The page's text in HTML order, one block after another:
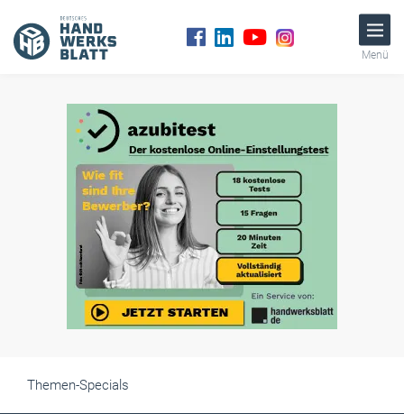
Menü
Themen-Specials